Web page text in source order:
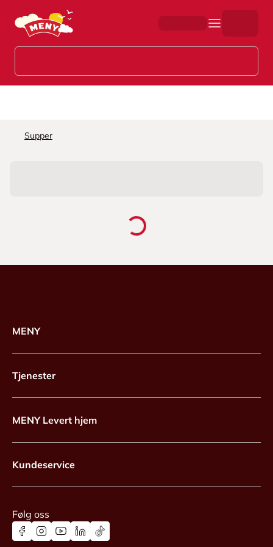
Hopp til hovedinnhold
Supper
MENY
Tjenester
MENY Levert hjem
Kundeservice
Følg oss